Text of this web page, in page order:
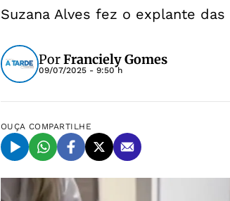
Suzana Alves fez o explante
PorFranciely Gomes
09/07/2025 - 9:50 h
OUÇA COMPARTILHE